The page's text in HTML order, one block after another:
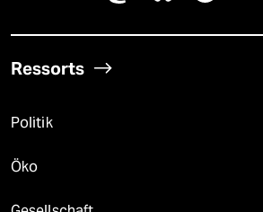
Ressorts
Politik
Öko